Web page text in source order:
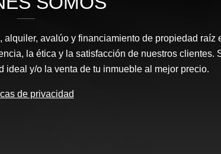
avalúo y financiamiento de propiedad raíz
la ética y la satisfacción de nuestros clientes.
ideal y/o la venta de tu inmueble al mejor precio.
de privacidad